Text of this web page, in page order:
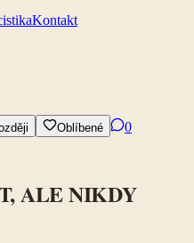
Kontakt
Oblíbené
0
ALE NIKDY